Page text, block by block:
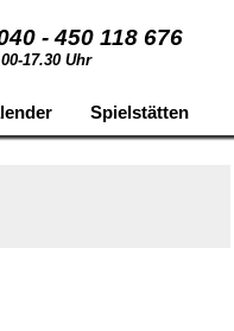
- 450 118 676
17.30 Uhr
Spielstätten